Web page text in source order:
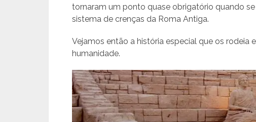
tornaram um ponto quase obrigatório quando
sistema de crenças da Roma Antiga.
Vejamos então a história especial que os rodeia
humanidade.